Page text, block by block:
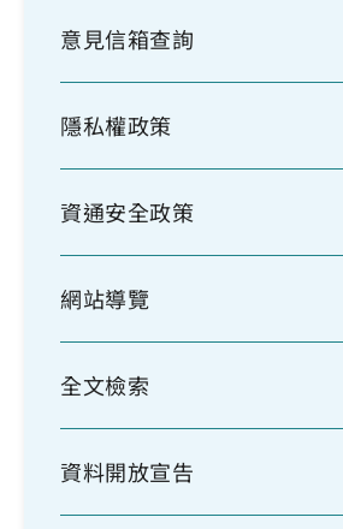
意見信箱查詢
隱私權政策
資通安全政策
網站導覽
全文檢索
資料開放宣告